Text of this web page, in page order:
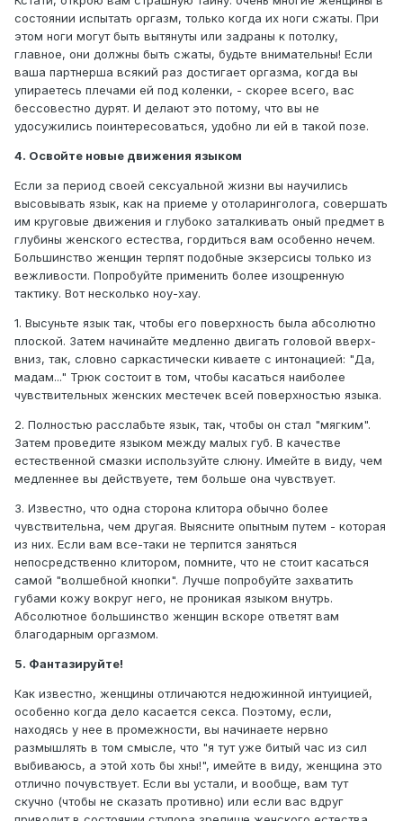
состоянии испытать оргазм, только когда их ноги сжаты. При
этом ноги могут быть вытянуты или задраны к потолку,
главное, они должны быть сжаты, будьте внимательны! Если
ваша партнерша всякий раз достигает оргазма, когда вы
упираетесь плечами ей под коленки, - скорее всего, вас
бессовестно дурят. И делают это потому, что вы не
удосужились поинтересоваться, удобно ли ей в такой позе.
4. Освойте новые движения языком
Если за период своей сексуальной жизни вы научились
высовывать язык, как на приеме у отоларинголога, совершать
им круговые движения и глубоко заталкивать оный предмет в
глубины женского естества, гордиться вам особенно нечем.
Большинство женщин терпят подобные экзерсисы только из
вежливости. Попробуйте применить более изощренную
тактику. Вот несколько ноу-хау.
1. Высуньте язык так, чтобы его поверхность была абсолютно
плоской. Затем начинайте медленно двигать головой вверх-
вниз, так, словно саркастически киваете с интонацией: "Да,
мадам..." Трюк состоит в том, чтобы касаться наиболее
чувствительных женских местечек всей поверхностью языка.
2. Полностью расслабьте язык, так, чтобы он стал "мягким".
Затем проведите языком между малых губ. В качестве
естественной смазки используйте слюну. Имейте в виду, чем
медленнее вы действуете, тем больше она чувствует.
3. Известно, что одна сторона клитора обычно более
чувствительна, чем другая. Выясните опытным путем - которая
из них. Если вам все-таки не терпится заняться
непосредственно клитором, помните, что не стоит касаться
самой "волшебной кнопки". Лучше попробуйте захватить
губами кожу вокруг него, не проникая языком внутрь.
Абсолютное большинство женщин вскоре ответят вам
благодарным оргазмом.
5. Фантазируйте!
Как известно, женщины отличаются недюжинной интуицией,
особенно когда дело касается секса. Поэтому, если,
находясь у нее в промежности, вы начинаете нервно
размышлять в том смысле, что "я тут уже битый час из сил
выбиваюсь, а этой хоть бы хны!", имейте в виду, женщина это
отлично почувствует. Если вы устали, и вообще, вам тут
скучно (чтобы не сказать противно) или если вас вдруг